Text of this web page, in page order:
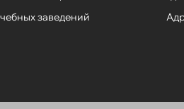
заведений